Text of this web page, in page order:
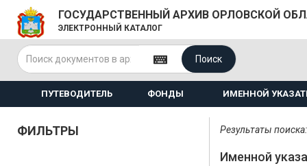
ГОСУДАРСТВЕННЫЙ АРХИВ ОРЛОВСКОЙ
ЭЛЕКТРОННЫЙ КАТАЛОГ
Поиск
ПУТЕВОДИТЕЛЬ ФОНДЫ ИМЕННОЙ
ФИЛЬТРЫ Результаты
Именной